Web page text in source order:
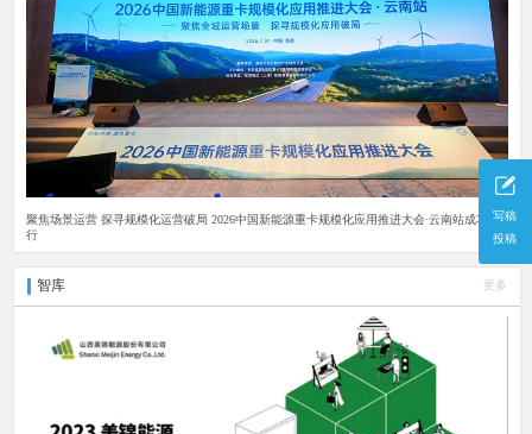
写稿
投稿
聚焦场景运营 探寻规模化运营破局 2026中国新能源重卡规模化应用推进大会·云南站成功举
行
智库 更多